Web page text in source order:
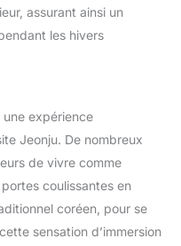
assurant ainsi un
les hivers
une expérience
Jeonju. De nombreux
de vivre comme
coulissantes en
coréen, pour se
sensation d’immersion